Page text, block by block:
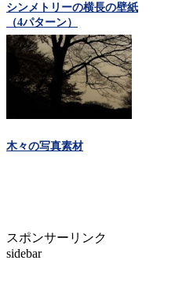
シンメトリーの横長の壁紙
（4パターン）
木々の写真素材
スポンサーリンク
sidebar